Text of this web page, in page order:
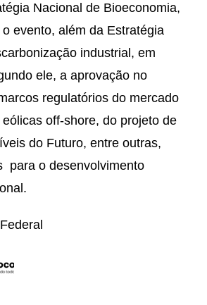
Nacional de Bioeconomia,
o evento, além da Estratégia
industrial, em
ele, a aprovação no
regulatórios do mercado
off-shore, do projeto de
do Futuro, entre outras,
para o desenvolvimento